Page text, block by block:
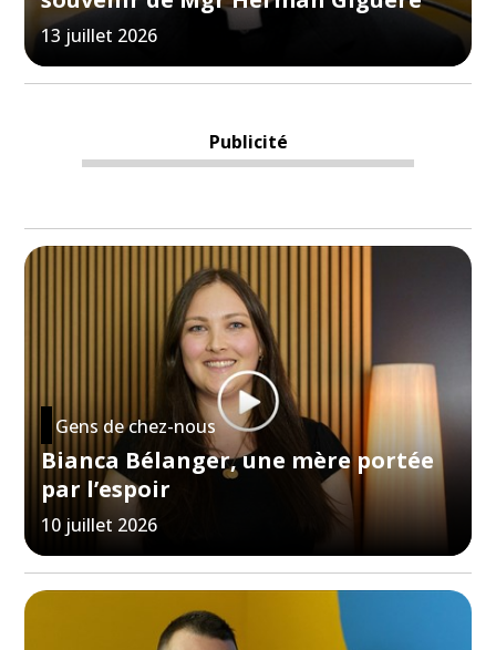
13 juillet 2026
Publicité
Gens de chez-nous
Bianca Bélanger, une mère portée
par l’espoir
10 juillet 2026